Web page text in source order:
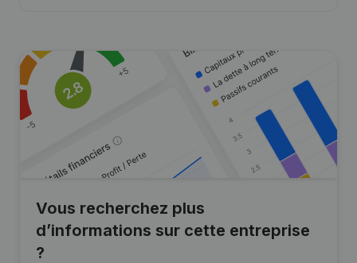
Vous recherchez plus
d’informations sur cette entreprise
?